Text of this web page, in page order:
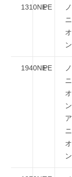
1310NEPE
ノ
ニ
オ
ン
1940NEPE
ノ
ニ
オ
ン
ア
ニ
オ
ン